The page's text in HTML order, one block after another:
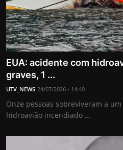
EUA: acidente com
graves, 1 ...
UTV_NEWS 24/07/2026 - 14:40
Onze pessoas sobreviveram a
hidroavião incendiado ...